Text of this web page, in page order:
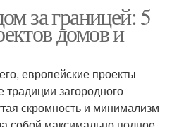
за границей: 5
домов и
европейские проекты
загородного
скромность и минимализм